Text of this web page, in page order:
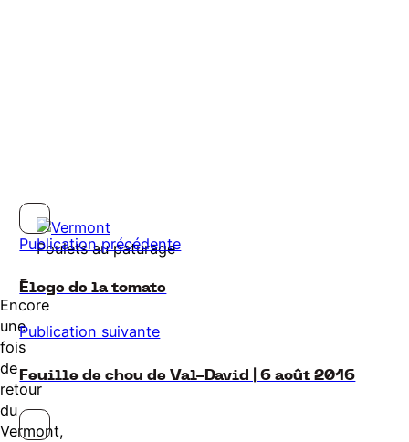
Poulets au paturage
Encore
une
fois
de
retour
du
Vermont,
Publication précédente
Éloge de la tomate
Publication suivante
Feuille de chou de Val-David | 6 août 2016